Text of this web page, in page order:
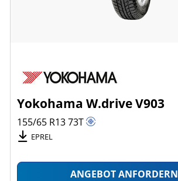
Yokohama W.drive V903
155/65 R1373T
EPREL
ANGEBOT ANFORDERN